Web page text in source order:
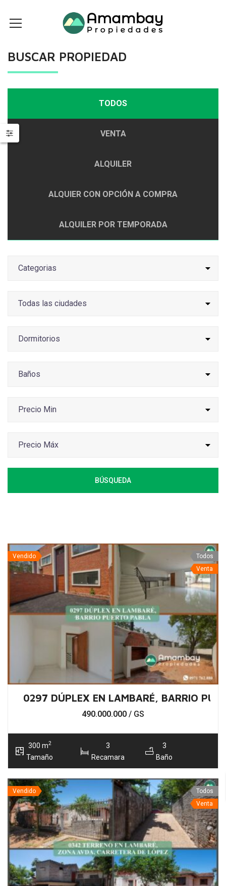
BUSCAR PROPIEDAD
TODOS
VENTA
ALQUILER
ALQUIER CON OPCIÓN A COMPRA
ALQUILER POR TEMPORADA
BÚSQUEDA
Vendido
Todos
Venta
0297 DÚPLEX EN LAMBARÉ, BARRIO
490.000.000 / GS
300 m2
Tamaño
3
Recamara
3
Baño
Vendido
Todos
Venta